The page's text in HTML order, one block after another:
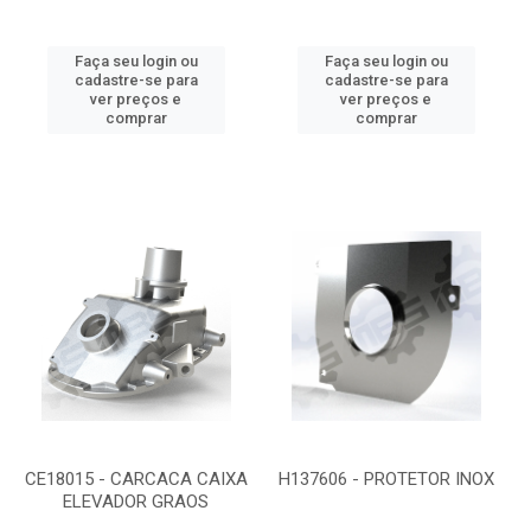
Faça seu login ou
cadastre-se para
ver preços e
comprar
Faça seu login ou
cadastre-se para
ver preços e
comprar
CE18015 - CARCACA CAIXA
ELEVADOR GRAOS
H137606 - PROTETOR INOX